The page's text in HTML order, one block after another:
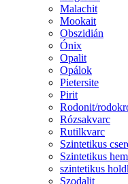
Malachit
Mookait
Obszidián
Ónix
Opalit
Opálok
Pietersite
Pirit
Rodonit/
Rózsakvarc
Rutilkvarc
Szintetikus
Szintetikus
szintetikus
Szodalit